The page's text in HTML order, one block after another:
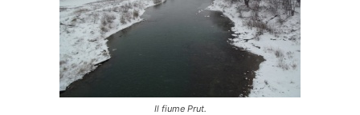
Il fiume Prut.